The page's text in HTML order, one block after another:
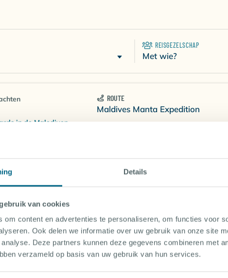
Details
van cookies
om content en advertenties te personaliseren, om functies voor
Ook delen we informatie over uw gebruik van onze site
Deze partners kunnen deze gegevens combineren met
verzameld op basis van uw gebruik van hun services.
REISGEZELSCHAP
Met wie?
in de Malediven
ROUTE
Maldives Manta Expedition
nachten
in de Malediven
ROUTE
TOON INFO
ROUTE